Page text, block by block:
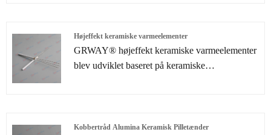
jernkit!
Højeffekt keramiske varmeelementer
GRWAY® højeffekt keramiske varmeelementer
blev udviklet baseret på keramiske
Kobbertråd Alumina Keramisk Pilletænder